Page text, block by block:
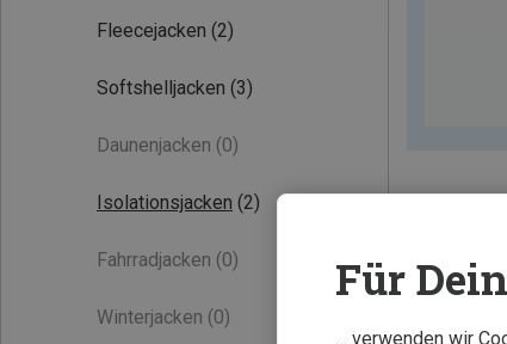
Fleecejacken (2)
Softshelljacken (3)
Daunenjacken (0)
Isolationsjacken (2)
Fahrradjacken (0)
Winterjacken (0)
Für
… verwenden wir